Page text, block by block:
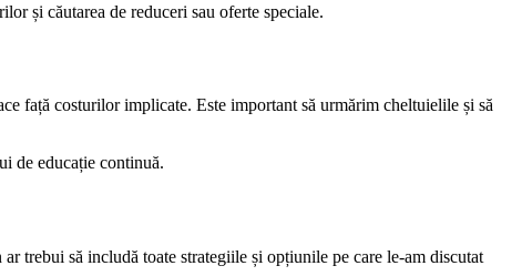
și căutarea de reduceri sau oferte speciale.
față costurilor implicate. Este important să urmărim cheltuielile și să
de educație continuă.
trebui să includă toate strategiile și opțiunile pe care le-am discutat